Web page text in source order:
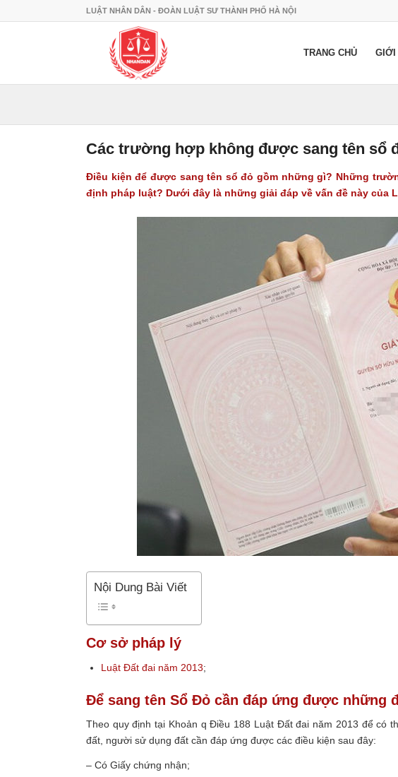
LUẬT NHÂN DÂN - ĐOÀN LUẬT SƯ THÀNH PHỐ HÀ NỘI
TRANG CHỦ GIỚI
Các trường hợp không được sang tên sổ
Điều kiện để được sang tên sổ đỏ gồm những gì? Những
định pháp luật? Dưới đây là những giải đáp về vấn đề này của
Nội Dung Bài Viết
Cơ sở pháp lý
Luật Đất đai năm 2013;
Để sang tên Sổ Đỏ cần đáp ứng được những
Theo quy định tại Khoản q Điều 188 Luật Đất đai năm 2013 để có
đất, người sử dụng đất cần đáp ứng được các điều kiện sau đây:
– Có Giấy chứng nhận;